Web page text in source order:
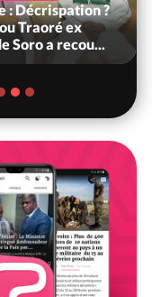
: Fin du rachat
de cacao,
CI co...